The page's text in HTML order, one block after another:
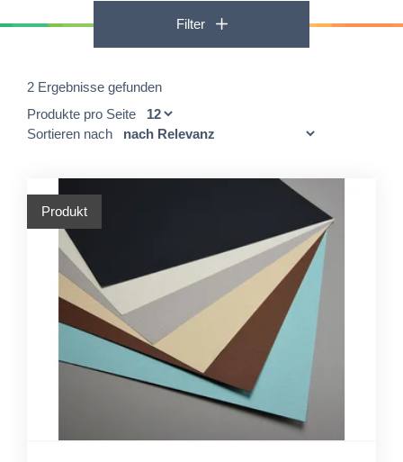
Filter
2 Ergebnisse gefunden
Produkte pro Seite
Sortieren nach
Produkt